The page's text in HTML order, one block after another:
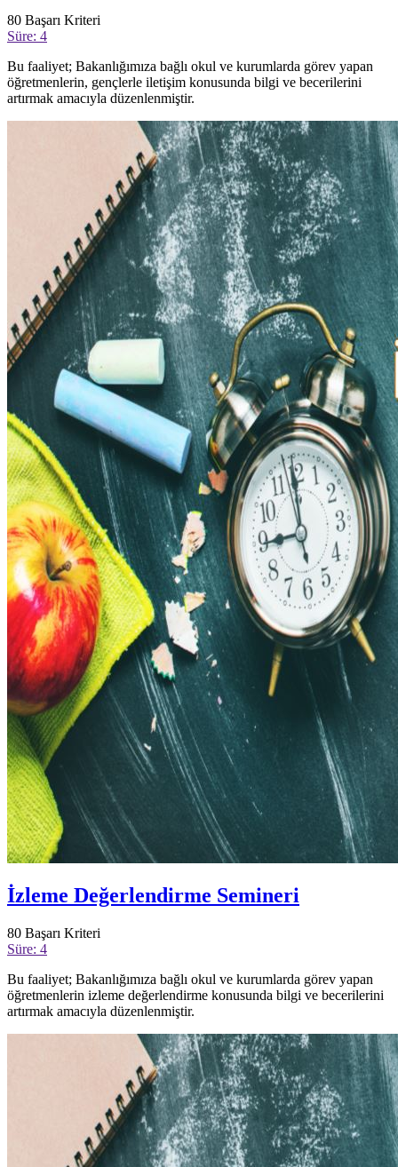
80 Başarı Kriteri
Süre: 4
Bu faaliyet; Bakanlığımıza bağlı okul ve kurumlarda görev yapan
öğretmenlerin, gençlerle iletişim konusunda bilgi ve becerilerini
artırmak amacıyla düzenlenmiştir.
İzleme Değerlendirme Semineri
80 Başarı Kriteri
Süre: 4
Bu faaliyet; Bakanlığımıza bağlı okul ve kurumlarda görev yapan
öğretmenlerin izleme değerlendirme konusunda bilgi ve becerilerini
artırmak amacıyla düzenlenmiştir.